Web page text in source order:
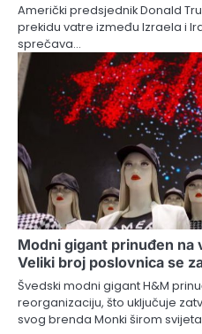
Američki predsjednik Donald
prekidu vatre između Izraela i
sprečava…
Modni gigant prinuđen na
Veliki broj poslovnica se
Švedski modni gigant H&M
reorganizaciju, što uključuje
svog brenda Monki širom